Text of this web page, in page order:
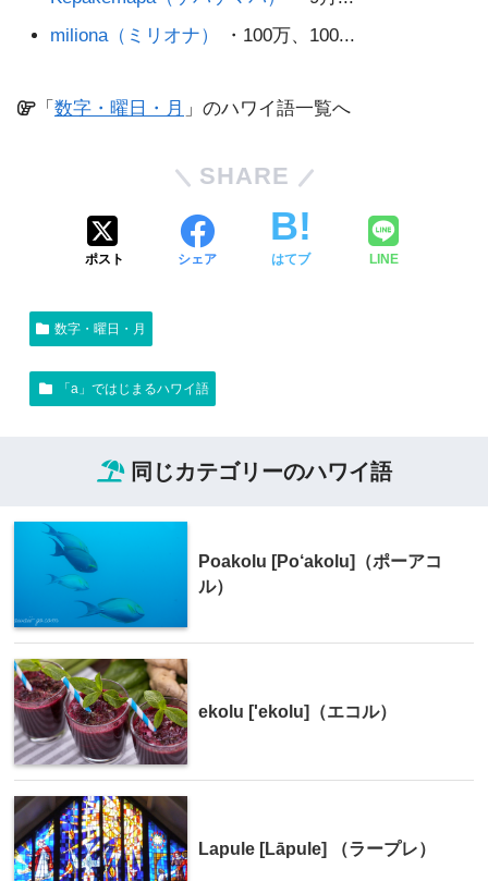
miliona（ミリオナ）
・100万、100...
「 数字・曜日・月 」のハワイ語一覧へ
SHARE
ポスト シェア はてブ LINE
数字・曜日・月
「a」ではじまるハワイ語
同じカテゴリーのハワイ語
Poakolu [Po‘akolu]（ポーアコ
ル）
ekolu ['ekolu]（エコル）
Lapule [Lāpule] （ラープレ）